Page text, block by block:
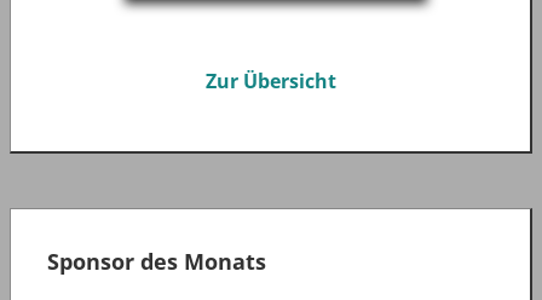
Zur Übersicht
Sponsor des Monats